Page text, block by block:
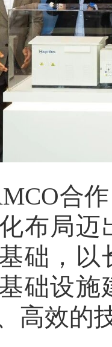
合
布局迈
础，以
础设施
高效的